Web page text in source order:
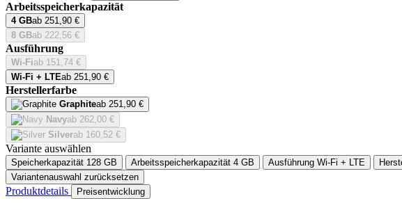
Arbeitsspeicherkapazität
4 GBab 251,90 €
8 GBab 222,56 €
Ausführung
Wi-Fiab 151,74 €
Wi-Fi + LTEab 251,90 €
Herstellerfarbe
Graphiteab 251,90 €
Navyab 262,00 €
Silverab 160,52 €
Variante auswählen
Speicherkapazität 128 GB Arbeitsspeicherkapazität 4 GB Ausführung Wi-Fi + LTE
Variantenauswahl zurücksetzen
Produktdetails Preisentwicklung